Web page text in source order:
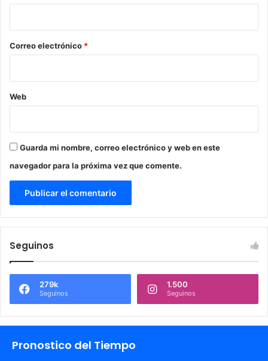
*
Correo electrónico *
Web
Guarda mi nombre, correo electrónico y web en este
navegador para la próxima vez que comente.
Seguinos
279k
Seguinos
1.500
Seguinos
Pronostico del Tiempo